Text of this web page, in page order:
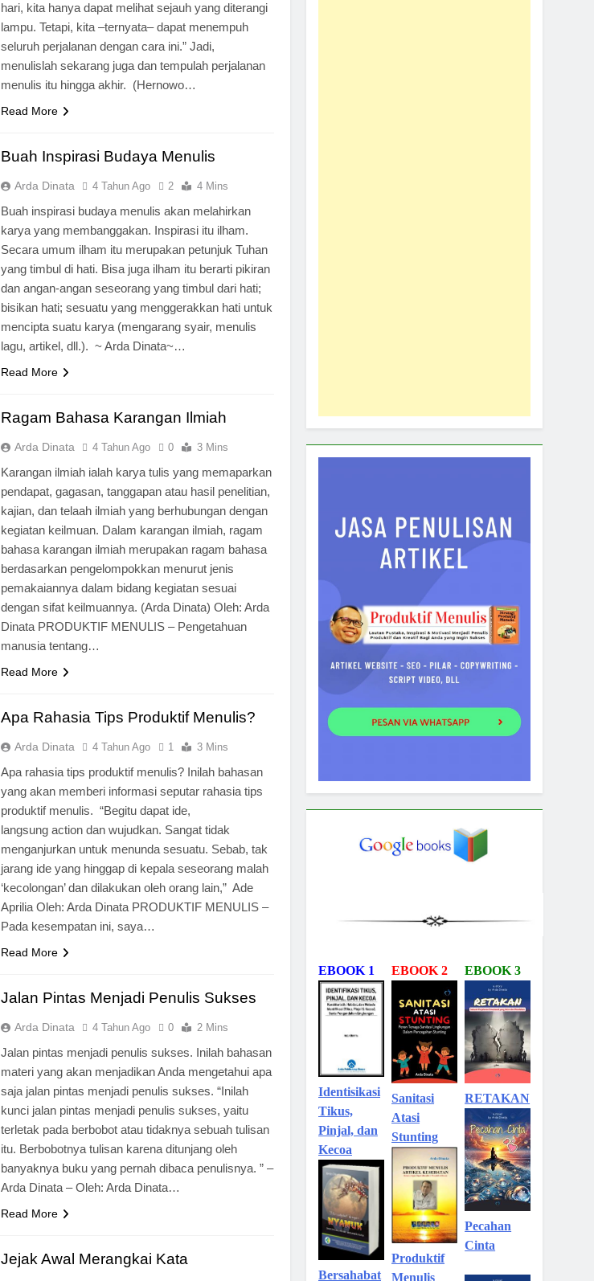
hari, kita hanya dapat melihat sejauh yang diterangi
lampu. Tetapi, kita –ternyata– dapat menempuh
seluruh perjalanan dengan cara ini.” Jadi,
menulislah sekarang juga dan tempulah perjalanan
menulis itu hingga akhir. (Hernowo…
Read More
Buah Inspirasi Budaya Menulis
Arda Dinata 4 Tahun Ago 2 4 Mins
Buah inspirasi budaya menulis akan melahirkan
karya yang membanggakan. Inspirasi itu ilham.
Secara umum ilham itu merupakan petunjuk Tuhan
yang timbul di hati. Bisa juga ilham itu berarti pikiran
dan angan-angan seseorang yang timbul dari hati;
bisikan hati; sesuatu yang menggerakkan hati untuk
mencipta suatu karya (mengarang syair, menulis
lagu, artikel, dll.). ~ Arda Dinata~…
Read More
Ragam Bahasa Karangan Ilmiah
Arda Dinata 4 Tahun Ago 0 3 Mins
Karangan ilmiah ialah karya tulis yang memaparkan
pendapat, gagasan, tanggapan atau hasil penelitian,
kajian, dan telaah ilmiah yang berhubungan dengan
kegiatan keilmuan. Dalam karangan ilmiah, ragam
bahasa karangan ilmiah merupakan ragam bahasa
berdasarkan pengelompokkan menurut jenis
pemakaiannya dalam bidang kegiatan sesuai
dengan sifat keilmuannya. (Arda Dinata) Oleh: Arda
Dinata PRODUKTIF MENULIS – Pengetahuan
manusia tentang…
Read More
Apa Rahasia Tips Produktif Menulis?
Arda Dinata 4 Tahun Ago 1 3 Mins
Apa rahasia tips produktif menulis? Inilah bahasan
yang akan memberi informasi seputar rahasia tips
produktif menulis. “Begitu dapat ide,
langsung action dan wujudkan. Sangat tidak
menganjurkan untuk menunda sesuatu. Sebab, tak
jarang ide yang hinggap di kepala seseorang malah
‘kecolongan’ dan dilakukan oleh orang lain,” Ade
Aprilia Oleh: Arda Dinata PRODUKTIF MENULIS –
Pada kesempatan ini, saya…
Read More
Jalan Pintas Menjadi Penulis Sukses
Arda Dinata 4 Tahun Ago 0 2 Mins
Jalan pintas menjadi penulis sukses. Inilah bahasan
materi yang akan menjadikan Anda mengetahui apa
saja jalan pintas menjadi penulis sukses. “Inilah
kunci jalan pintas menjadi penulis sukses, yaitu
terletak pada berbobot atau tidaknya sebuah tulisan
itu. Berbobotnya tulisan karena ditunjang oleh
banyaknya buku yang pernah dibaca penulisnya. ” –
Arda Dinata – Oleh: Arda Dinata…
Read More
Jejak Awal Merangkai Kata
EBOOK 1
Identisikasi
Tikus,
Pinjal, dan
Kecoa
Bersahabat
EBOOK 2
Sanitasi
Atasi
Stunting
Produktif
Menulis
EBOOK 3
RETAKAN
Pecahan
Cinta